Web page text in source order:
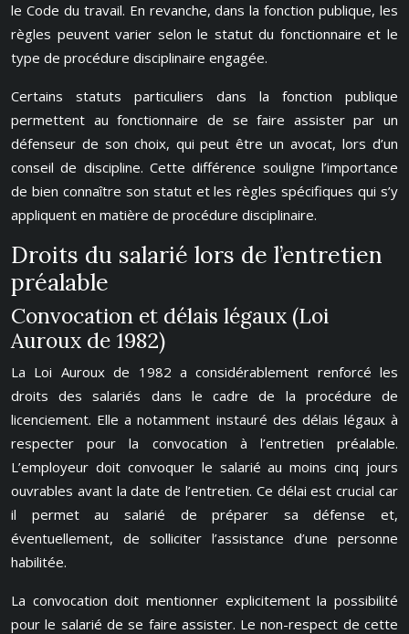
le Code du travail. En revanche, dans la fonction publique, les
règles peuvent varier selon le statut du fonctionnaire et le
type de procédure disciplinaire engagée.
Certains statuts particuliers dans la fonction publique
permettent au fonctionnaire de se faire assister par un
défenseur de son choix, qui peut être un avocat, lors d’un
conseil de discipline. Cette différence souligne l’importance
de bien connaître son statut et les règles spécifiques qui s’y
appliquent en matière de procédure disciplinaire.
Droits du salarié lors de l’entretien
préalable
Convocation et délais légaux (Loi
Auroux de 1982)
La Loi Auroux de 1982 a considérablement renforcé les
droits des salariés dans le cadre de la procédure de
licenciement. Elle a notamment instauré des délais légaux à
respecter pour la convocation à l’entretien préalable.
L’employeur doit convoquer le salarié au moins cinq jours
ouvrables avant la date de l’entretien. Ce délai est crucial car
il permet au salarié de préparer sa défense et,
éventuellement, de solliciter l’assistance d’une personne
habilitée.
La convocation doit mentionner explicitement la possibilité
pour le salarié de se faire assister. Le non-respect de cette